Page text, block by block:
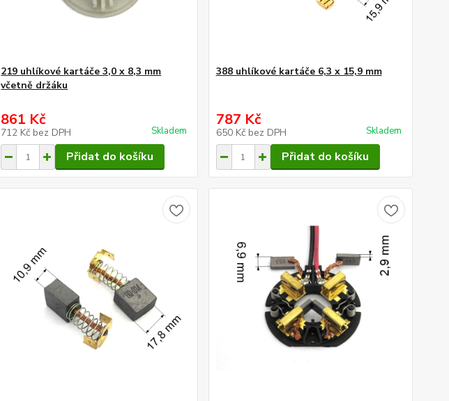
219 uhlíkové kartáče 3,0 x 8,3 mm
včetně držáku
861 Kč
712 Kč bez DPH Skladem
Přidat do košíku
388 uhlíkové kartáče 6,3 x 15,9 mm
787 Kč
650 Kč bez DPH Skladem
Přidat do košíku